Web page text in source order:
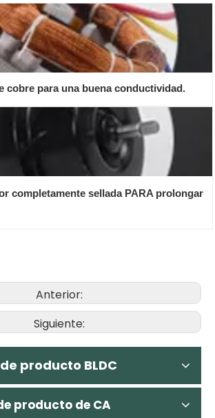
cobre para una buena conductividad.
completamente sellada PARA prolongar
Anterior:
Siguiente:
producto BLDC
producto de CA